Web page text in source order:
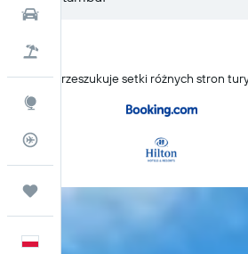
Trips
KAYAK przeszukuje setki różnych stron